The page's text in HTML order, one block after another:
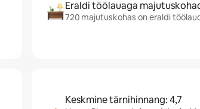
Eraldi töölauaga
720 majutuskohas on eraldi
Keskmine tärnihinnang: 4,7